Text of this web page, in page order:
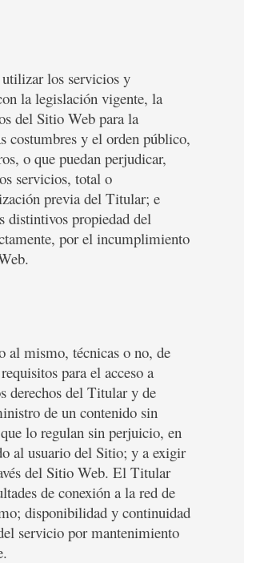
los servicios y
la legislación vigente, la
del Sitio Web para la
costumbres y el orden público,
o que puedan perjudicar,
servicios, total o
previa del Titular; e
distintivos propiedad del
por el incumplimiento
al mismo, técnicas o no, de
para el acceso a
derechos del Titular y de
de un contenido sin
lo regulan sin perjuicio, en
al usuario del Sitio; y a exigir
del Sitio Web. El Titular
de conexión a la red de
disponibilidad y continuidad
servicio por mantenimiento